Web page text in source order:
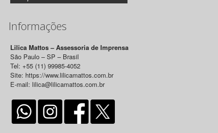
Informações
Lilica Mattos – Assessoria de Imprensa
São Paulo – SP – Brasil
Tel: +55 (11) 99985-4052
Site: https://www.lilicamattos.com.br
E-mail: lilica@lilicamattos.com.br